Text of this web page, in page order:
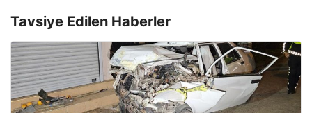
Tavsiye Edilen Haberler